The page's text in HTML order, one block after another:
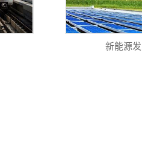
新能源